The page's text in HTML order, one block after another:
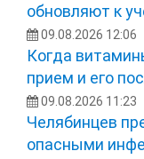
обновляют к
09.08.2026 12:06
Когда
прием и его
09.08.2026 11:23
Челябинцев
опасными